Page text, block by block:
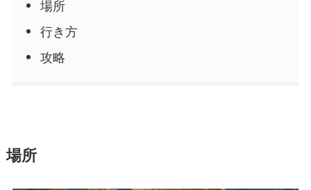
場所
行き方
攻略
場所